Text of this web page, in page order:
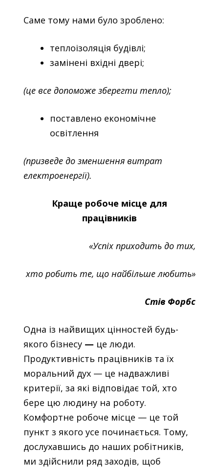
Саме тому нами було зроблено:
теплоізоляція будівлі;
замінені вхідні двері;
(це все допоможе зберегти тепло);
поставлено економічне
освітлення
(призведе до зменшення витрат
електроенергії).
Краще робоче місце для
працівників
«Успіх приходить до тих,
хто робить те, що найбільше любить»
Стів Форбс
Одна із найвищих цінностей будь-
якого бізнесу — це люди.
Продуктивність працівників та їх
моральний дух — це надважливі
критерії, за які відповідає той, хто
бере цю людину на роботу.
Комфортне робоче місце — це той
пункт з якого усе починається. Тому,
дослухавшись до наших робітників,
ми здійснили ряд заходів, щоб